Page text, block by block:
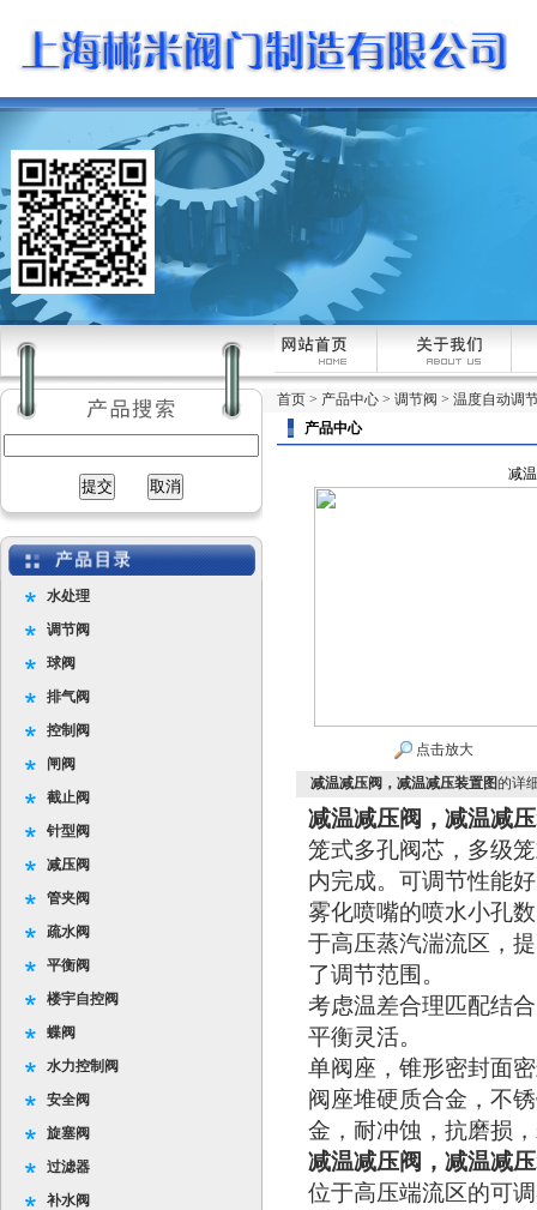
水处理
调节阀
球阀
排气阀
控制阀
闸阀
截止阀
针型阀
减压阀
管夹阀
疏水阀
平衡阀
楼宇自控阀
蝶阀
水力控制阀
安全阀
旋塞阀
过滤器
补水阀
首页 > 产品中心 > 调节阀 > 温度自动调
产品中心
减
点击放大
减温减压阀，减温减压装置图的详
减温减压阀，减温减
笼式多孔阀芯，多级
内完成。可调节性能
雾化喷嘴的喷水小孔
于高压蒸汽湍流区，
了调节范围。
考虑温差合理匹配结
平衡灵活。
单阀座，锥形密封面
阀座堆硬质合金，不
金，耐冲蚀，抗磨损
减温减压阀，减温减
位于高压端流区的可